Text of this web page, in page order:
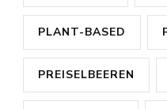
PLANT-BASED
PREISELBEEREN